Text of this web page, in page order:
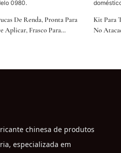
De Renda, Pronta Para
Aplicar, Frasco Para
Kit Para
No
chinesa de produtos
especializada em